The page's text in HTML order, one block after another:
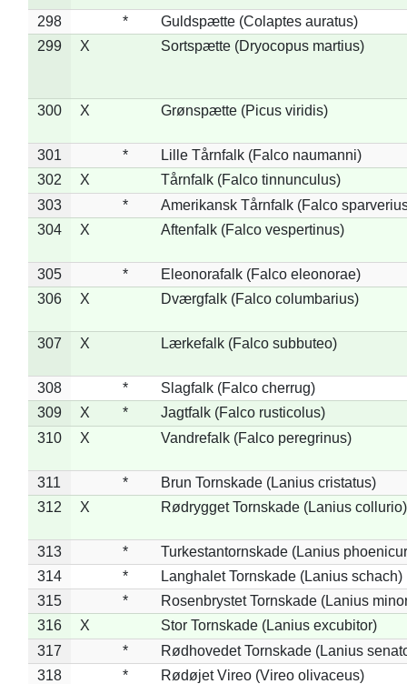
298 *
Guldspætte (Colaptes auratus)
299
X Sortspætte (Dryocopus martius)
300 X Grønspætte (Picus viridis)
301 *
Lille Tårnfalk (Falco naumanni)
302
X
Tårnfalk (Falco tinnunculus)
303
*
Amerikansk Tårnfalk (Falco
304
X Aftenfalk (Falco vespertinus)
305 *
Eleonorafalk (Falco eleonorae)
306
X Dværgfalk (Falco columbarius)
307 X Lærkefalk (Falco subbuteo)
308 *
Slagfalk (Falco cherrug)
309
X *
Jagtfalk (Falco rusticolus)
310
X Vandrefalk (Falco peregrinus)
311 *
Brun Tornskade (Lanius cristatus)
312
X Rødrygget Tornskade (Lanius collurio)
313 *
Turkestantornskade (Lanius
314
*
Langhalet Tornskade (Lanius schach)
315
*
Rosenbrystet Tornskade (Lanius
316
X
Stor Tornskade (Lanius excubitor)
317
*
Rødhovedet Tornskade (Lanius
318
*
Rødøjet Vireo (Vireo olivaceus)